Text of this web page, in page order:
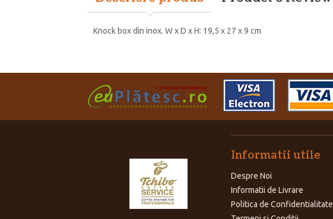
Knock box din inox. W x D x H: 19,5 x 27 x 9 cm
Informatii utile
Despre Noi
Informatii de Livrare
Politica de Confidentialitate